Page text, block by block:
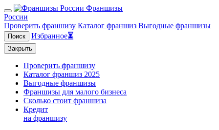
Франшизы
России
Проверить франшизу Каталог франшиз Выгодные франшизы
Поиск Избранное⏳
Закрыть
Проверить франшизу
Каталог франшиз 2025
Выгодные франшизы
Франшизы для малого бизнеса
Сколько стоит франшиза
Кредит
на франшизу